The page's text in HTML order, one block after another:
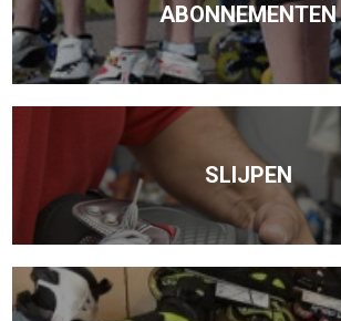
ABONNEMENTEN
SLIJPEN